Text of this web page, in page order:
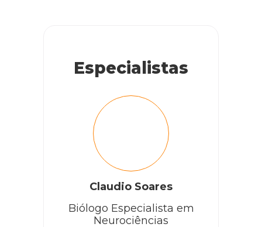
Especialistas
Claudio Soares
Biólogo Especialista em
Neurociências